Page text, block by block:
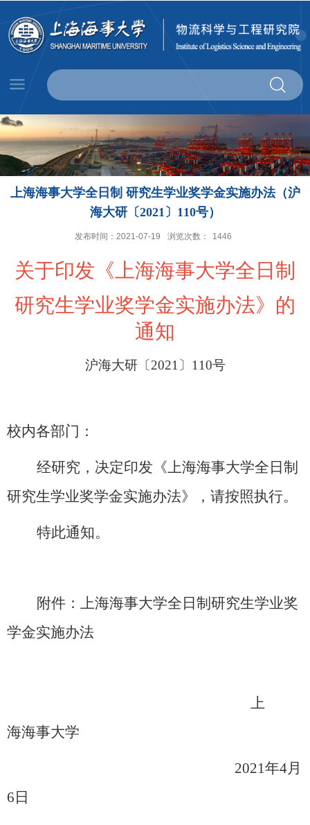
上海海事大学全日制 研究生学业奖学金实施办法（沪
海大研〔2021〕110号）
发布时间：2021-07-19 浏览次数： 1446
关于印发《上海海事大学全日制
研究生学业奖学金实施办法》的
通知
沪海大研〔2021〕110号
校内各部门：
经研究，决定印发《上海海事大学全日制
研究生学业奖学金实施办法》，请按照执行。
特此通知。
附件：上海海事大学全日制研究生学业奖
学金实施办法
上
海海事大学
2021年4月
6日